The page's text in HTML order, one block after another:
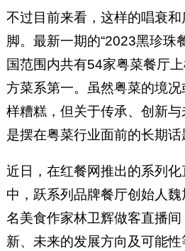
不过目前来看，这样的唱衰
脚。最新一期的“2023黑珍珠
国范围内共有54家粤菜餐厅
方菜系第一。虽然粤菜的境
样糟糕，但关于传承、创新
是摆在粤菜行业面前的长期话
近日，在红餐网推出的系列化
中，跃系列品牌餐厅创始人
名美食作家林卫辉做客直播间
新、未来的发展方向及可能